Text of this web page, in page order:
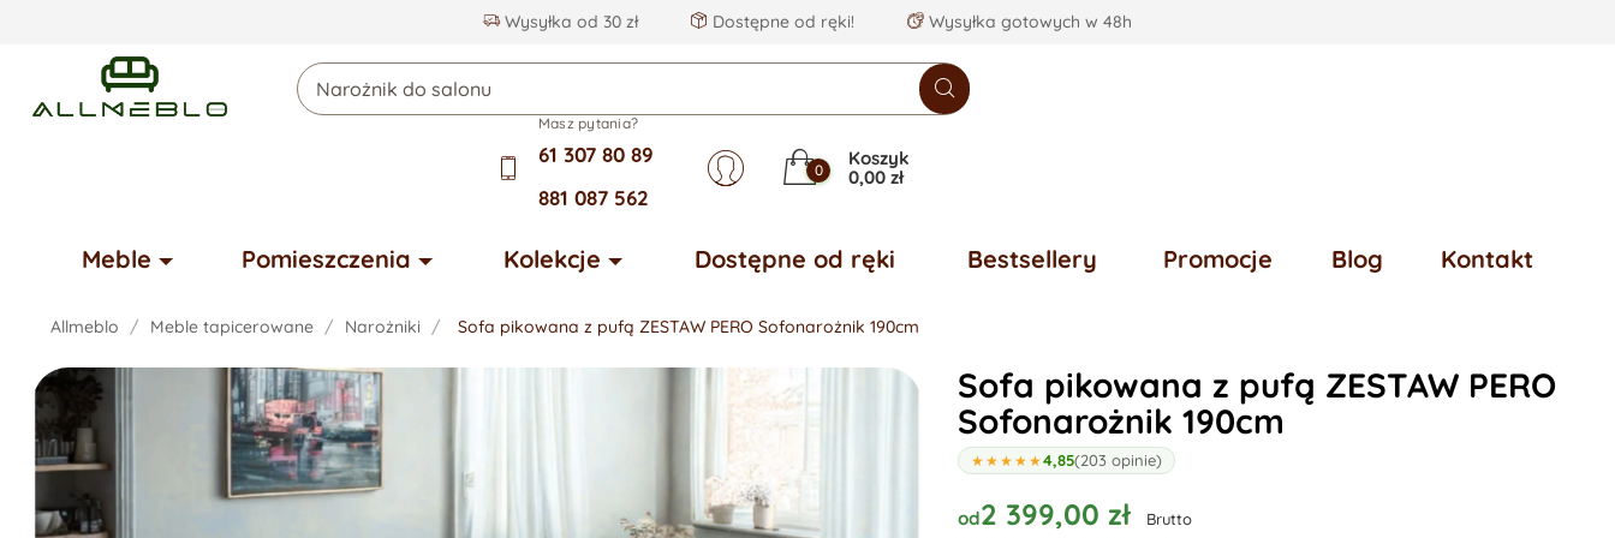
Wysyłka od 30 zł Dostępne od ręki! Wysyłka gotowych w 48h
Masz pytania?
61 307 80 89
881 087 562
0
Koszyk
0,00 zł
Meble Pomieszczenia Kolekcje Dostępne od ręki Bestsellery Promocje Blog Kontakt
Allmeblo Meble tapicerowane Narożniki Sofa pikowana z pufą ZESTAW PERO Sofonarożnik 190cm
Sofa pikowana z pufą ZESTAW PERO
Sofonarożnik 190cm
★★★★★4,85(203 opinie)
od2 399,00 zł Brutto